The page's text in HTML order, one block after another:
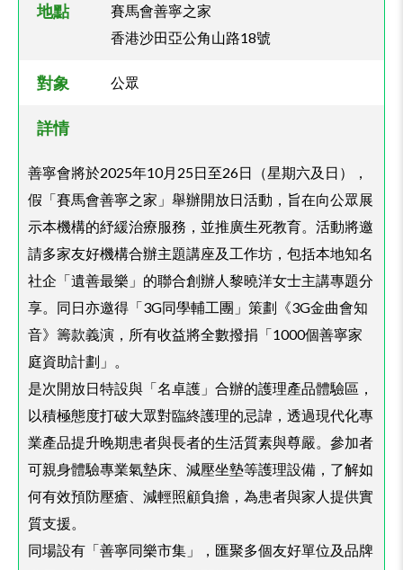
地點
賽馬會善寧之家
香港沙田亞公角山路18號
對象 公眾
詳情
善寧會將於2025年10月25日至26日（星期六及日），
假「賽馬會善寧之家」舉辦開放日活動，旨在向公眾展
示本機構的紓緩治療服務，並推廣生死教育。活動將邀
請多家友好機構合辦主題講座及工作坊，包括本地知名
社企「遺善最樂」的聯合創辦人黎曉洋女士主講專題分
享。同日亦邀得「3G同學輔工團」策劃《3G金曲會知
音》籌款義演，所有收益將全數撥捐「1000個善寧家
庭資助計劃」。
是次開放日特設與「名卓護」合辦的護理產品體驗區，
以積極態度打破大眾對臨終護理的忌諱，透過現代化專
業產品提升晚期患者與長者的生活質素與尊嚴。參加者
可親身體驗專業氣墊床、減壓坐墊等護理設備，了解如
何有效預防壓瘡、減輕照顧負擔，為患者與家人提供實
質支援。
同場設有「善寧同樂市集」，匯聚多個友好單位及品牌